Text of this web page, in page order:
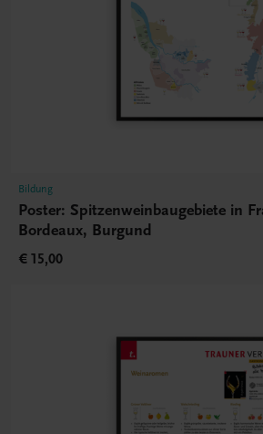
Bildung
Poster: Spitzenweinbaugebiete in
Bordeaux, Burgund
€ 15,00